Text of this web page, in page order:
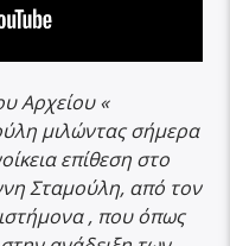
Αρχείου «
μιλώντας σήμερα
επίθεση στο
Σταμούλη, από τον
, που όπως